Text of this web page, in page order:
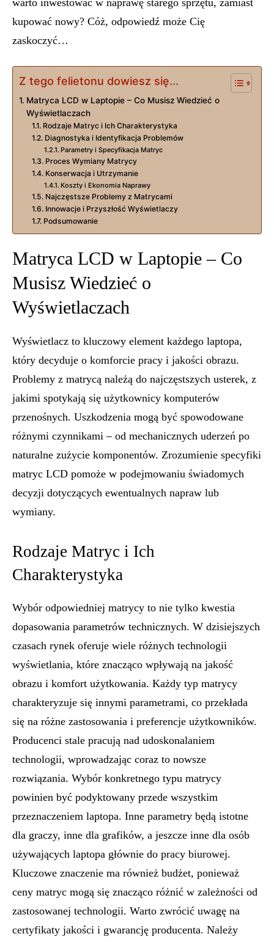
kupować nowy? Cóż, odpowiedź może Cię
zaskoczyć…
Z tego felietonu dowiesz się...
Matryca LCD w Laptopie – Co Musisz Wiedzieć o
Wyświetlaczach
Rodzaje Matryc i Ich Charakterystyka
Diagnostyka i Identyfikacja Problemów
Parametry i Specyfikacja Matryc
Proces Wymiany Matrycy
Konserwacja i Utrzymanie
Koszty i Ekonomia Naprawy
Najczęstsze Problemy z Matrycami
Innowacje i Przyszłość Wyświetlaczy
Podsumowanie
Matryca LCD w Laptopie – Co
Musisz Wiedzieć o
Wyświetlaczach
Wyświetlacz to kluczowy element każdego laptopa,
który decyduje o komforcie pracy i jakości obrazu.
Problemy z matrycą należą do najczęstszych usterek, z
jakimi spotykają się użytkownicy komputerów
przenośnych. Uszkodzenia mogą być spowodowane
różnymi czynnikami – od mechanicznych uderzeń po
naturalne zużycie komponentów. Zrozumienie specyfiki
matryc LCD pomoże w podejmowaniu świadomych
decyzji dotyczących ewentualnych napraw lub
wymiany.
Rodzaje Matryc i Ich
Charakterystyka
Wybór odpowiedniej matrycy to nie tylko kwestia
dopasowania parametrów technicznych. W dzisiejszych
czasach rynek oferuje wiele różnych technologii
wyświetlania, które znacząco wpływają na jakość
obrazu i komfort użytkowania. Każdy typ matrycy
charakteryzuje się innymi parametrami, co przekłada
się na różne zastosowania i preferencje użytkowników.
Producenci stale pracują nad udoskonalaniem
technologii, wprowadzając coraz to nowsze
rozwiązania. Wybór konkretnego typu matrycy
powinien być podyktowany przede wszystkim
przeznaczeniem laptopa. Inne parametry będą istotne
dla graczy, inne dla grafików, a jeszcze inne dla osób
używających laptopa głównie do pracy biurowej.
Kluczowe znaczenie ma również budżet, ponieważ
ceny matryc mogą się znacząco różnić w zależności od
zastosowanej technologii. Warto zwrócić uwagę na
certyfikaty jakości i gwarancję producenta. Należy